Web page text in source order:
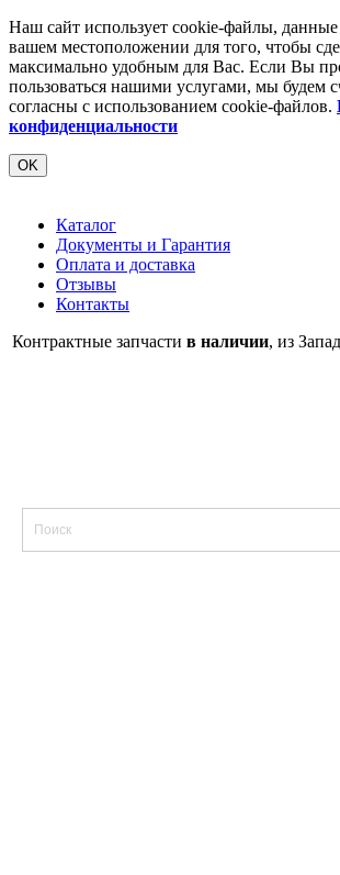
Наш сайт использует cookie-файлы, данные
вашем местоположении для того, чтобы
максимально удобным для Вас. Если Вы
пользоваться нашими услугами, мы будем
согласны с использованием cookie-файлов.
конфиденциальности
OK
Каталог
Документы и Гарантия
Оплата и доставка
Отзывы
Контакты
Контрактные запчасти в наличии, из